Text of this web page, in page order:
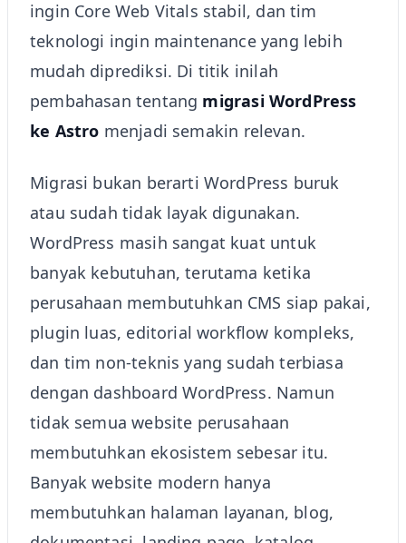
ingin Core Web Vitals stabil, dan tim
teknologi ingin maintenance yang lebih
mudah diprediksi. Di titik inilah
pembahasan tentang migrasi WordPress
ke Astro menjadi semakin relevan.
Migrasi bukan berarti WordPress buruk
atau sudah tidak layak digunakan.
WordPress masih sangat kuat untuk
banyak kebutuhan, terutama ketika
perusahaan membutuhkan CMS siap pakai,
plugin luas, editorial workflow kompleks,
dan tim non-teknis yang sudah terbiasa
dengan dashboard WordPress. Namun
tidak semua website perusahaan
membutuhkan ekosistem sebesar itu.
Banyak website modern hanya
membutuhkan halaman layanan, blog,